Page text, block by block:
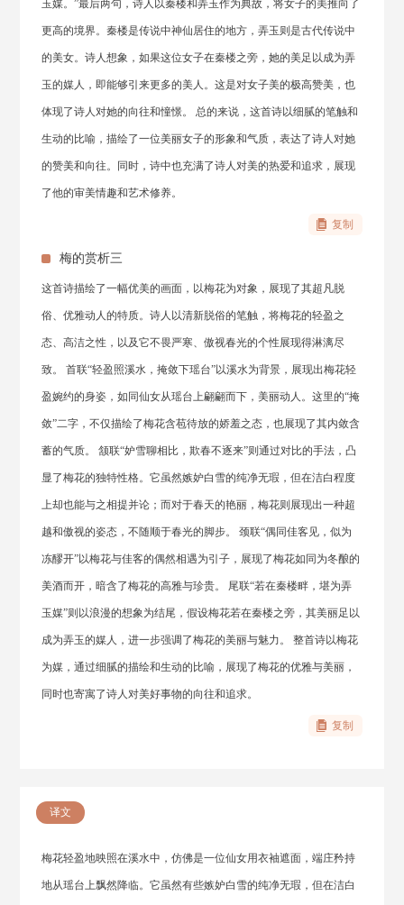
玉媒。”最后两句，诗人以秦楼和弄玉作为典故，将女子的美推向了
更高的境界。秦楼是传说中神仙居住的地方，弄玉则是古代传说中
的美女。诗人想象，如果这位女子在秦楼之旁，她的美足以成为弄
玉的媒人，即能够引来更多的美人。这是对女子美的极高赞美，也
体现了诗人对她的向往和憧憬。 总的来说，这首诗以细腻的笔触和
生动的比喻，描绘了一位美丽女子的形象和气质，表达了诗人对她
的赞美和向往。同时，诗中也充满了诗人对美的热爱和追求，展现
了他的审美情趣和艺术修养。
复制
梅的赏析三
这首诗描绘了一幅优美的画面，以梅花为对象，展现了其超凡脱
俗、优雅动人的特质。诗人以清新脱俗的笔触，将梅花的轻盈之
态、高洁之性，以及它不畏严寒、傲视春光的个性展现得淋漓尽
致。 首联“轻盈照溪水，掩敛下瑶台”以溪水为背景，展现出梅花轻
盈婉约的身姿，如同仙女从瑶台上翩翩而下，美丽动人。这里的“掩
敛”二字，不仅描绘了梅花含苞待放的娇羞之态，也展现了其内敛含
蓄的气质。 颔联“妒雪聊相比，欺春不逐来”则通过对比的手法，凸
显了梅花的独特性格。它虽然嫉妒白雪的纯净无瑕，但在洁白程度
上却也能与之相提并论；而对于春天的艳丽，梅花则展现出一种超
越和傲视的姿态，不随顺于春光的脚步。 颈联“偶同佳客见，似为
冻醪开”以梅花与佳客的偶然相遇为引子，展现了梅花如同为冬酿的
美酒而开，暗含了梅花的高雅与珍贵。 尾联“若在秦楼畔，堪为弄
玉媒”则以浪漫的想象为结尾，假设梅花若在秦楼之旁，其美丽足以
成为弄玉的媒人，进一步强调了梅花的美丽与魅力。 整首诗以梅花
为媒，通过细腻的描绘和生动的比喻，展现了梅花的优雅与美丽，
同时也寄寓了诗人对美好事物的向往和追求。
复制
译文
梅花轻盈地映照在溪水中，仿佛是一位仙女用衣袖遮面，端庄矜持
地从瑶台上飘然降临。它虽然有些嫉妒白雪的纯净无瑕，但在洁白